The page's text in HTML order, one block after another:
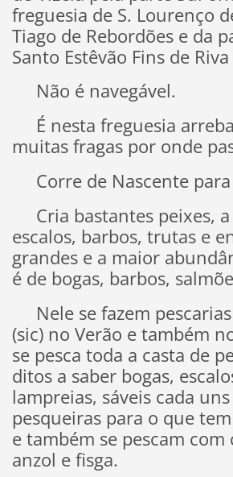
freguesia de S. Lourenço
Tiago de Rebordões e da
Santo Estêvão Fins de
Não é navegável.
É nesta freguesia
muitas fragas por onde
Corre de Nascente para
Cria bastantes peixes, a
escalos, barbos, trutas e
grandes e a maior
é de bogas, barbos,
Nele se fazem
(sic) no Verão e também
se pesca toda a casta de
ditos a saber bogas,
lampreias, sáveis cada
pesqueiras para o que
e também se pescam com
anzol e fisga.